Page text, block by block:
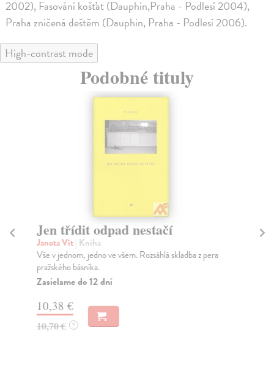
2002), Fasování košťat (Dauphin,Praha - Podlesí 2004),
Praha zničená deštěm (Dauphin, Praha - Podlesí 2006).
High-contrast mode
Podobné tituly
Jen třídit odpad nestačí
Janota Vít| Kniha
Vše v jednom, jedno ve všem. Rozsáhlá skladba z pera
pražského básníka.
Zasielame do 12 dní
10,38 €
10,70 € ?